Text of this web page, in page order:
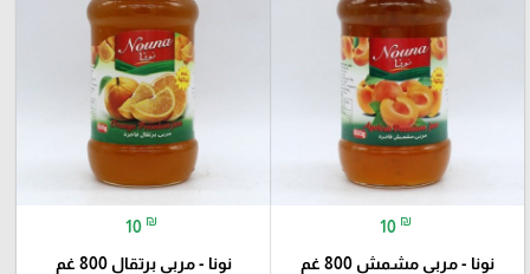
10 ₪
نونا - مربى مشمش 800 غم
10 ₪
نونا - مربى برتقال 800 غم